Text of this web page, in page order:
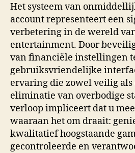
Het systeem van
account representeert een
verbetering in de wereld
entertainment. Door
van financiële instellingen
gebruiksvriendelijke
ervaring die zowel veilig als
eliminatie van overbodige
verloop impliceert dat u
waaraan het om draait:
kwalitatief hoogstaande
gecontroleerde en